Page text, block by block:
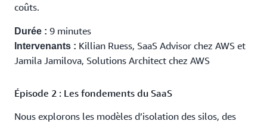
coûts.
Durée : 9 minutes
Intervenants : Killian Ruess, SaaS Advisor chez AWS et
Jamila Jamilova, Solutions Architect chez AWS
Épisode 2 : Les fondements du SaaS
Nous explorons les modèles d’isolation des silos, des